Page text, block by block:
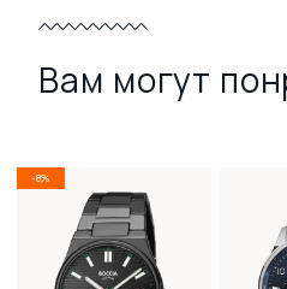
Вам могут
-8%